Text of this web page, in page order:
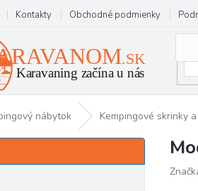
Kontakty Obchodné podmienky
nábytok Kempingové skrinky